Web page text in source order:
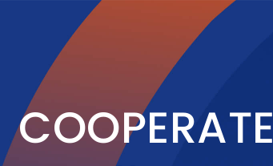
COOPERATE